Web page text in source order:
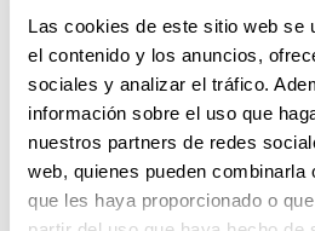
Las cookies de este sitio web se
el contenido y los anuncios,
sociales y analizar el tráfico.
información sobre el uso que
nuestros partners de redes
web, quienes pueden combinarla
que les haya proporcionado o
Si como empresa o institución
ofertar al alumnado de cualquier
realización de prácticas en
Identificad el máster o
interés para ofertar las